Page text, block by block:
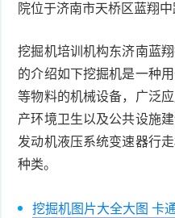
院位于济南市天桥区蓝翔中
挖掘机培训机构东济南蓝
的介绍如下挖掘机是一种
等物料的机械设备，广泛
产环境卫生以及公共设施
发动机液压系统变速器行
种类。
挖掘机图片大全大图 卡